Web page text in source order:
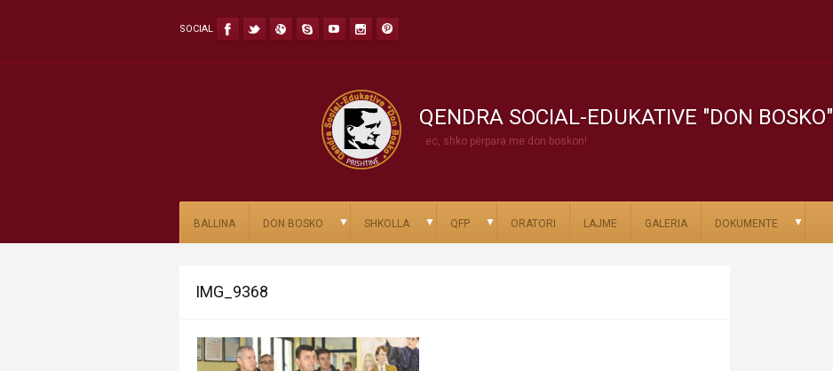
SOCIAL
QENDRA SOCIAL-EDUKATIVE "DON BOSKO"
ec, shko përpara me don boskon!
BALLINA DON BOSKO ▼ SHKOLLA ▼ QFP ▼ ORATORI LAJME GALERIA DOKUMENTE ▼
IMG_9368